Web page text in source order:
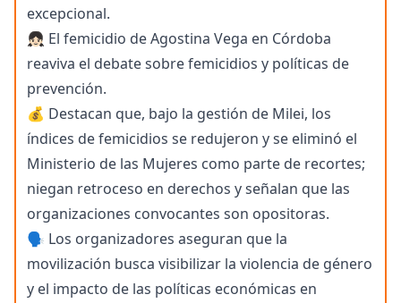
excepcional.
👧🏻 El femicidio de Agostina Vega en Córdoba
reaviva el debate sobre femicidios y políticas de
prevención.
💰 Destacan que, bajo la gestión de Milei, los
índices de femicidios se redujeron y se eliminó el
Ministerio de las Mujeres como parte de recortes;
niegan retroceso en derechos y señalan que las
organizaciones convocantes son opositoras.
🗣️ Los organizadores aseguran que la
movilización busca visibilizar la violencia de género
y el impacto de las políticas económicas en